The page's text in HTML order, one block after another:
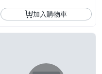
加入購物車